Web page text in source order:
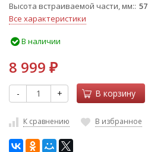
Высота встраиваемой части, мм: 57
Все характеристики
В наличии
8 999 ₽
- + В корзину
К сравнению В избранное